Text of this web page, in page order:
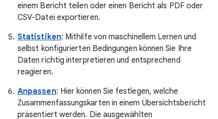
einem Bericht teilen oder einen Bericht als PDF oder
CSV-Datei exportieren.
Statistiken: Mithilfe von maschinellem Lernen und
selbst konfigurierten Bedingungen können Sie Ihre
Daten richtig interpretieren und entsprechend
reagieren.
Anpassen: Hier können Sie festlegen, welche
Zusammenfassungskarten in einem Übersichtsbericht
präsentiert werden. Die ausgewählten